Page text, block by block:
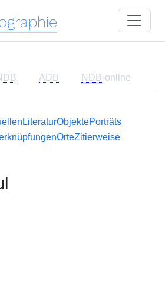
ADB NDB-online
LiteraturObjektePorträts
OrteZitierweise